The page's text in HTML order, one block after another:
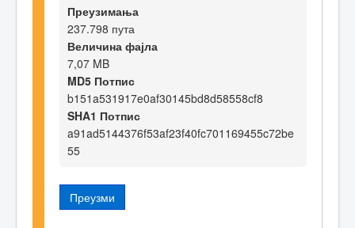
Преузимања
237.798 пута
Величина фајла
7,07 MB
MD5 Потпис
b151a531917e0af30145bd8d58558cf8
SHA1 Потпис
a91ad5144376f53af23f40fc701169455c72be
55
Преузми